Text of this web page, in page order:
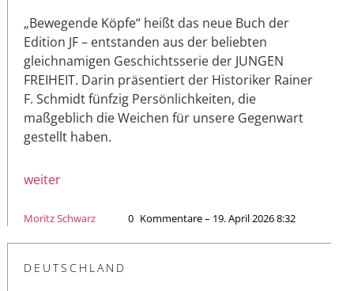
„Bewegende Köpfe“ heißt das neue Buch der
Edition JF – entstanden aus der beliebten
gleichnamigen Geschichtsserie der JUNGEN
FREIHEIT. Darin präsentiert der Historiker Rainer
F. Schmidt fünfzig Persönlichkeiten, die
maßgeblich die Weichen für unsere Gegenwart
gestellt haben.
weiter
Moritz Schwarz 0 Kommentare – 19. April 2026 8:32
DEUTSCHLAND